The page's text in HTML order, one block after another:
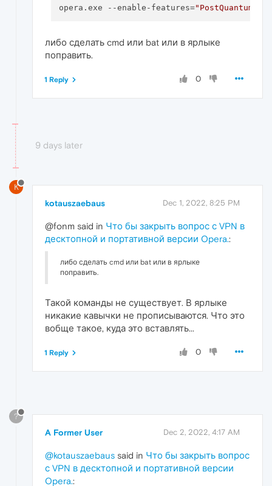
opera.exe --enable-features=
либо сделать cmd или bat или в ярлыке
поправить.
0
1 Reply
9 days later
K
kotauszaebaus Dec 1, 2022, 8:25 PM
@fonm said in Что бы закрыть вопрос с VPN в
десктопной и портативной версии Opera.:
либо сделать cmd или bat или в ярлыке
поправить.
Такой команды не существует. В ярлыке
никакие кавычки не прописываются. Что это
вобще такое, куда это вставлять...
0
1 Reply
?
A Former User Dec 2, 2022, 4:17 AM
@kotauszaebaus said in Что бы закрыть вопрос
с VPN в десктопной и портативной версии
Opera.: